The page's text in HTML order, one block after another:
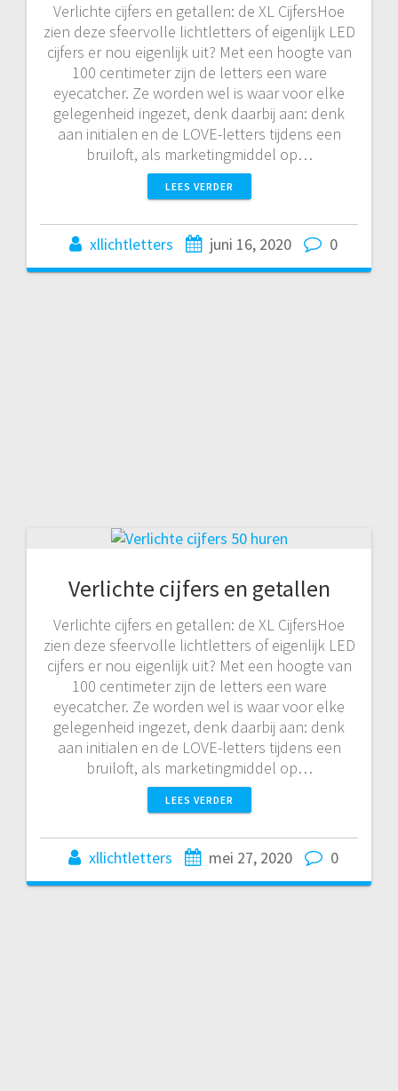
Verlichte cijfers en getallen: de XL CijfersHoe
zien deze sfeervolle lichtletters of eigenlijk LED
cijfers er nou eigenlijk uit? Met een hoogte van
100 centimeter zijn de letters een ware
eyecatcher. Ze worden wel is waar voor elke
gelegenheid ingezet, denk daarbij aan: denk
aan initialen en de LOVE-letters tijdens een
bruiloft, als marketingmiddel op…
LEES VERDER
xllichtletters juni 16, 2020 0
Verlichte cijfers en getallen
Verlichte cijfers en getallen: de XL CijfersHoe
zien deze sfeervolle lichtletters of eigenlijk LED
cijfers er nou eigenlijk uit? Met een hoogte van
100 centimeter zijn de letters een ware
eyecatcher. Ze worden wel is waar voor elke
gelegenheid ingezet, denk daarbij aan: denk
aan initialen en de LOVE-letters tijdens een
bruiloft, als marketingmiddel op…
LEES VERDER
xllichtletters mei 27, 2020 0